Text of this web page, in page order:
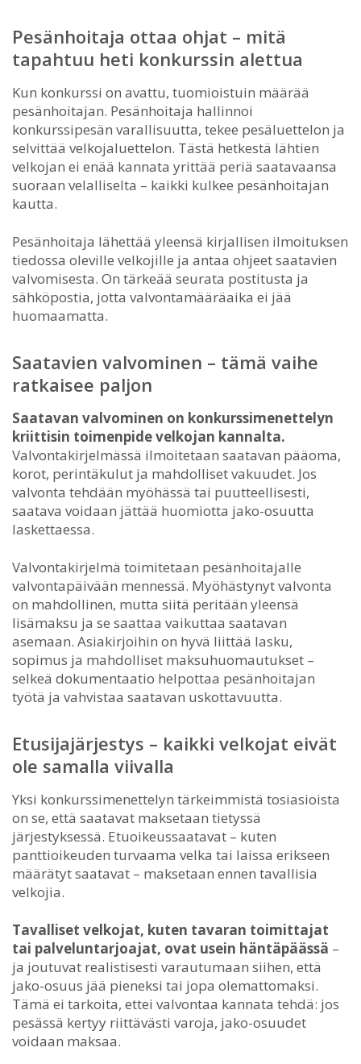
Pesänhoitaja ottaa ohjat – mitä
tapahtuu heti konkurssin alettua
Kun konkurssi on avattu, tuomioistuin määrää
pesänhoitajan. Pesänhoitaja hallinnoi
konkurssipesän varallisuutta, tekee pesäluettelon ja
selvittää velkojaluettelon. Tästä hetkestä lähtien
velkojan ei enää kannata yrittää periä saatavaansa
suoraan velalliselta – kaikki kulkee pesänhoitajan
kautta.
Pesänhoitaja lähettää yleensä kirjallisen ilmoituksen
tiedossa oleville velkojille ja antaa ohjeet saatavien
valvomisesta. On tärkeää seurata postitusta ja
sähköpostia, jotta valvontamääräaika ei jää
huomaamatta.
Saatavien valvominen – tämä vaihe
ratkaisee paljon
Saatavan valvominen on konkurssimenettelyn
kriittisin toimenpide velkojan kannalta.
Valvontakirjelmässä ilmoitetaan saatavan pääoma,
korot, perintäkulut ja mahdolliset vakuudet. Jos
valvonta tehdään myöhässä tai puutteellisesti,
saatava voidaan jättää huomiotta jako-osuutta
laskettaessa.
Valvontakirjelmä toimitetaan pesänhoitajalle
valvontapäivään mennessä. Myöhästynyt valvonta
on mahdollinen, mutta siitä peritään yleensä
lisämaksu ja se saattaa vaikuttaa saatavan
asemaan. Asiakirjoihin on hyvä liittää lasku,
sopimus ja mahdolliset maksuhuomautukset –
selkeä dokumentaatio helpottaa pesänhoitajan
työtä ja vahvistaa saatavan uskottavuutta.
Etusijajärjestys – kaikki velkojat eivät
ole samalla viivalla
Yksi konkurssimenettelyn tärkeimmistä tosiasioista
on se, että saatavat maksetaan tietyssä
järjestyksessä. Etuoikeussaatavat – kuten
panttioikeuden turvaama velka tai laissa erikseen
määrätyt saatavat – maksetaan ennen tavallisia
velkojia.
Tavalliset velkojat, kuten tavaran toimittajat
tai palveluntarjoajat, ovat usein häntäpäässä –
ja joutuvat realistisesti varautumaan siihen, että
jako-osuus jää pieneksi tai jopa olemattomaksi.
Tämä ei tarkoita, ettei valvontaa kannata tehdä: jos
pesässä kertyy riittävästi varoja, jako-osuudet
voidaan maksaa.